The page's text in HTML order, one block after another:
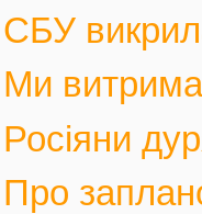
СБУ
Ми
Росіяни
Про